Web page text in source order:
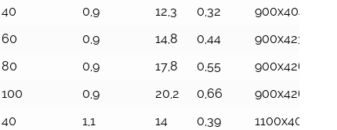
40 0,9 12,3 0,32
900x404x870
60 0,9 14,8 0,44
900x423x1158
80 0,9 17,8 0,55
100 0,9 20,2 0,66
900x426x1731
40 1,1 14 0,39